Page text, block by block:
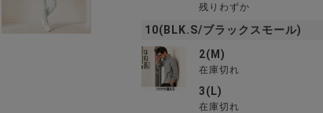
残りわずか
10(BLK.S/ブラックスモール)
2(M)
在庫切れ
3(L)
在庫切れ